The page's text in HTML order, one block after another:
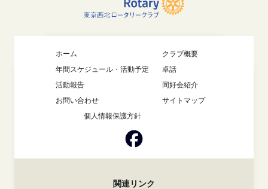
ホーム
クラブ概要
年間スケジュール・活動予定
卓話
活動報告
同好会紹介
お問い合わせ
サイトマップ
個人情報保護方針
関連リンク